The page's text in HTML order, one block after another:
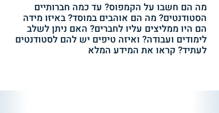
מה הם חשבו על הקמפוס? עד כמה חברותיים
הסטודנטים? מה הם אוהבים במוסד? באיזו מידה
הם היו ממליצים עליו לחברים? האם ניתן לשלב
לימודים ועבודה? ואיזה טיפים יש להם לסטודנטים
לעתיד? קראו את המידע המלא